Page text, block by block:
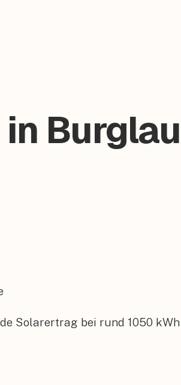
Solarertrag bei rund 1050